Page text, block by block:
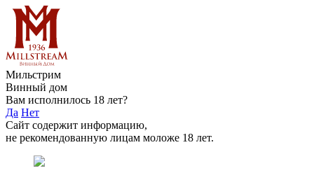
Мильстрим
Винный дом
Вам исполнилось 18 лет?
Да Нет
Сайт содержит информацию,
не рекомендованную лицам моложе 18 лет.